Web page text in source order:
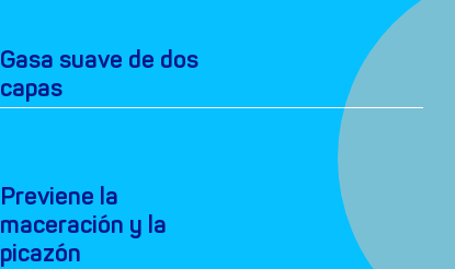
Gasa suave de dos
capas
Previene la
maceración y la
picazón